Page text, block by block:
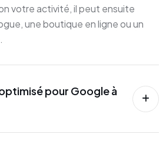
votre activité, il peut ensuite
une boutique en ligne ou un
pour Google à